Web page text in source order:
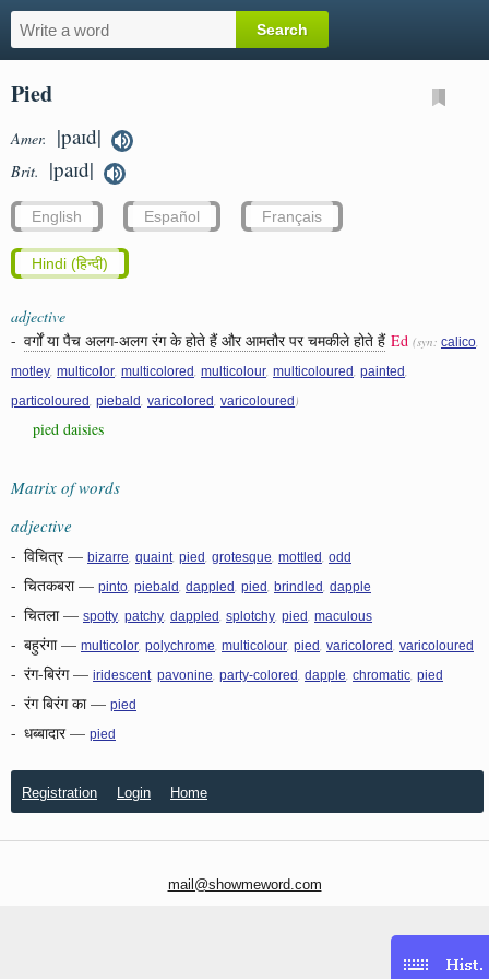
Pied
Amer. |paɪd|
Brit. |paɪd|
English Español Français
Hindi (हिन्दी)
adjective
- वर्गों या पैच अलग-अलग रंग के होते हैं और आमतौर पर चमकीले होते हैं Ed (syn: calico
motley multicolor multicolored multicolour multicoloured painted
particoloured piebald varicolored varicoloured )
pied daisies
Matrix of words
adjective
- विचित्र— bizarre quaint pied grotesque mottled odd
- चितकबरा— pinto piebald dappled pied brindled dapple
- चितला— spotty patchy dappled splotchy pied maculous
- बहुरंगा— multicolor polychrome multicolour pied varicolored varicoloured
- रंग-बिरंग— iridescent pavonine party-colored dapple chromatic pied
- रंग बिरंग का— pied
- धब्बादार— pied
Registration Login Home
mail@showmeword.com